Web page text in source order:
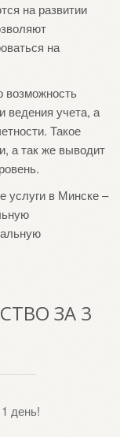
на развитии
на
возможность
ведения учета, а
Такое
а так же выводит
услуги в Минске –
ЗА 3
день!